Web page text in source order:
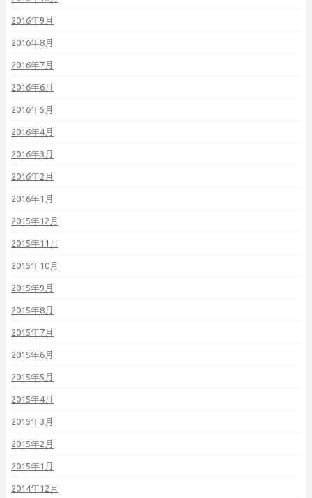
2016年9月
2016年8月
2016年7月
2016年6月
2016年5月
2016年4月
2016年3月
2016年2月
2016年1月
2015年12月
2015年11月
2015年10月
2015年9月
2015年8月
2015年7月
2015年6月
2015年5月
2015年4月
2015年3月
2015年2月
2015年1月
2014年12月